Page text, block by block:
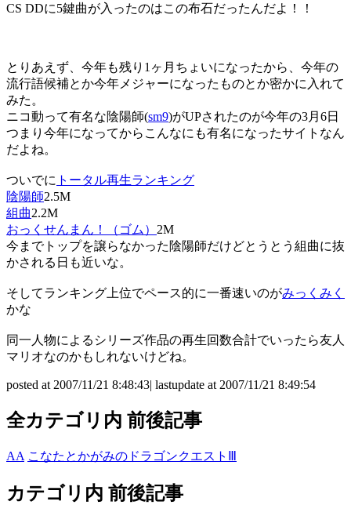
CS DDに5鍵曲が入ったのはこの布石だったんだよ！！
とりあえず、今年も残り1ヶ月ちょいになったから、今年の
流行語候補とか今年メジャーになったものとか密かに入れて
みた。
ニコ動って有名な陰陽師(sm9)がUPされたのが今年の3月6日
つまり今年になってからこんなにも有名になったサイトなん
だよね。
ついでに トータル再生ランキング
陰陽師2.5M
組曲2.2M
おっくせんまん！（ゴム） 2M
今までトップを譲らなかった陰陽師だけどとうとう組曲に抜
かされる日も近いな。
そしてランキング上位でペース的に一番速いのがみっくみく
かな
同一人物によるシリーズ作品の再生回数合計でいったら友人
マリオなのかもしれないけどね。
posted at 2007/11/21 8:48:43| lastupdate at 2007/11/21 8:49:54
全カテゴリ内 前後記事
AA こなたとかがみのドラゴンクエストⅢ
カテゴリ内 前後記事